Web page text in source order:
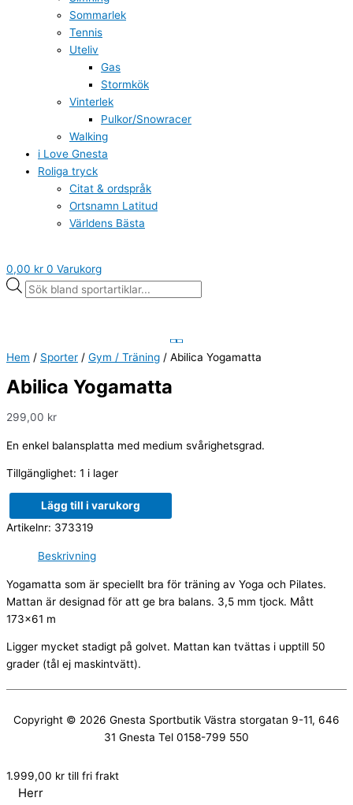
Sommarlek
Tennis
Uteliv
Gas
Stormkök
Vinterlek
Pulkor/Snowracer
Walking
i Love Gnesta
Roliga tryck
Citat & ordspråk
Ortsnamn Latitud
Världens Bästa
0,00 kr 0 Varukorg
Hem / Sporter / Gym / Träning / Abilica Yogamatta
Abilica Yogamatta
299,00 kr
En enkel balansplatta med medium svårighetsgrad.
Tillgänglighet: 1 i lager
Lägg till i varukorg
Artikelnr: 373319
Beskrivning
Yogamatta som är speciellt bra för träning av Yoga och Pilates.
Mattan är designad för att ge bra balans. 3,5 mm tjock. Mått
173×61 m
Ligger mycket stadigt på golvet. Mattan kan tvättas i upptill 50
grader (tål ej maskintvätt).
Copyright © 2026 Gnesta Sportbutik Västra storgatan 9-11, 646
31 Gnesta Tel 0158-799 550
1.999,00 kr till fri frakt
Herr